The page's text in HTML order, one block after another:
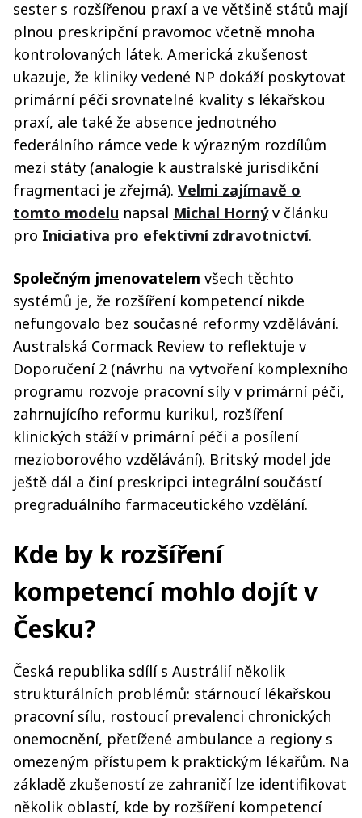
sester s rozšířenou praxí a ve většině států mají
plnou preskripční pravomoc včetně mnoha
kontrolovaných látek. Americká zkušenost
ukazuje, že kliniky vedené NP dokáží poskytovat
primární péči srovnatelné kvality s lékařskou
praxí, ale také že absence jednotného
federálního rámce vede k výrazným rozdílům
mezi státy (analogie k australské jurisdikční
fragmentaci je zřejmá). Velmi zajímavě o
tomto modelu napsal Michal Hornýv článku
pro Iniciativa pro efektivní zdravotnictví.
Společným jmenovatelem všech těchto
systémů je, že rozšíření kompetencí nikde
nefungovalo bez současné reformy vzdělávání.
Australská Cormack Review to reflektuje v
Doporučení 2 (návrhu na vytvoření komplexního
programu rozvoje pracovní síly v primární péči,
zahrnujícího reformu kurikul, rozšíření
klinických stáží v primární péči a posílení
mezioborového vzdělávání). Britský model jde
ještě dál a činí preskripci integrální součástí
pregraduálního farmaceutického vzdělání.
Kde by k rozšíření
kompetencí mohlo dojít v
Česku?
Česká republika sdílí s Austrálií několik
strukturálních problémů: stárnoucí lékařskou
pracovní sílu, rostoucí prevalenci chronických
onemocnění, přetížené ambulance a regiony s
omezeným přístupem k praktickým lékařům. Na
základě zkušeností ze zahraničí lze identifikovat
několik oblastí, kde by rozšíření kompetencí